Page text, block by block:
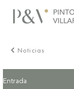
Noticias
Entrada